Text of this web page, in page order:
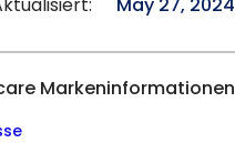
Markeninformationen